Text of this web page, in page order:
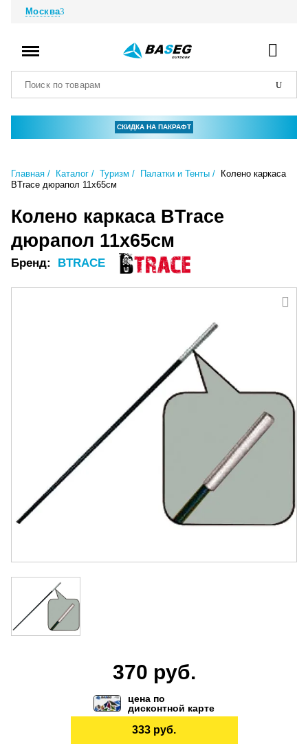
Москва
СКИДКА НА ПАКРАФТ
Главная Каталог Туризм Палатки и Тенты
Колено каркаса
BTrace дюрапол 11x65см
Колено каркаса BTrace
дюрапол 11x65см
Бренд: BTRACE
370 руб.
цена по
дисконтной карте
333 руб.